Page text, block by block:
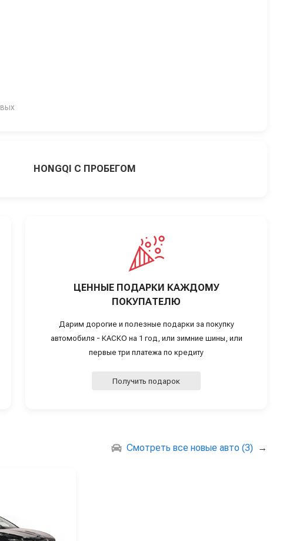
HONGQI С ПРОБЕГОМ
ЦЕННЫЕ ПОДАРКИ КАЖДОМУ
ПОКУПАТЕЛЮ
Дарим дорогие и полезные подарки за покупку
автомобиля - КАСКО на 1 год, или зимние шины, или
первые три платежа по кредиту
Получить подарок
Смотреть все новые авто (3) →